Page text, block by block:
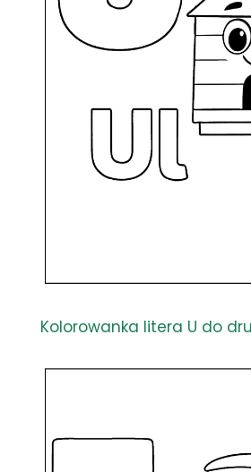
Kolorowanka litera U do